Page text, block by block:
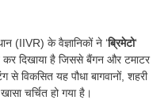
(IIVR) के वैज्ञानिकों ने ‘ब्रिमेटो‘
दिखाया है जिससे बैंगन और टमाटर
से विकसित यह पौधा बागवानों, शहरी
चर्चित हो गया है।